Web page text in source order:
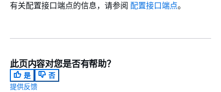
有关配置接口端点的信息，请参阅 配置接口端点。
此页内容对您是否有帮助？
是
否
提供反馈